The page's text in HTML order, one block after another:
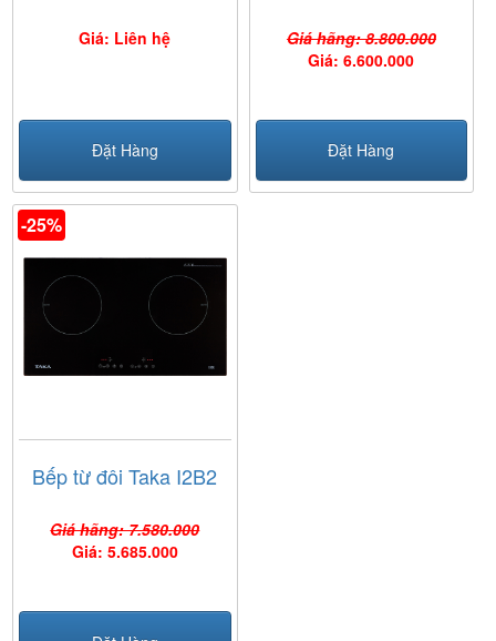
Giá: Liên hệ
Đặt Hàng
Giá hãng: 8.800.000
Giá: 6.600.000
Đặt Hàng
-25%
Bếp từ đôi Taka I2B2
Giá hãng: 7.580.000
Giá: 5.685.000